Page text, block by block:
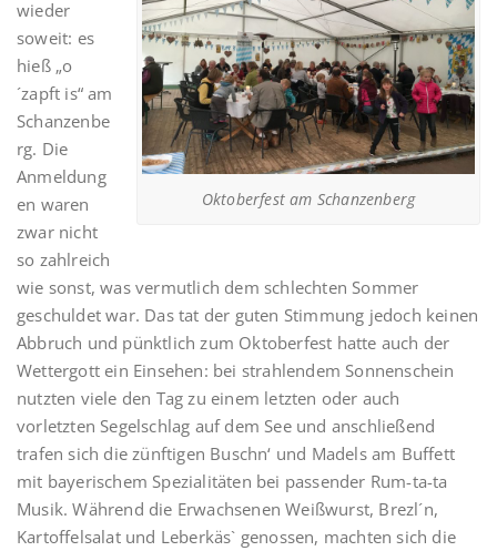
Oktoberfest am Schanzenberg
wieder
soweit: es
hieß „o
´zapft is“ am
Schanzenbe
rg. Die
Anmeldung
en waren
zwar nicht
so zahlreich
wie sonst, was vermutlich dem schlechten Sommer
geschuldet war. Das tat der guten Stimmung jedoch keinen
Abbruch und pünktlich zum Oktoberfest hatte auch der
Wettergott ein Einsehen: bei strahlendem Sonnenschein
nutzten viele den Tag zu einem letzten oder auch
vorletzten Segelschlag auf dem See und anschließend
trafen sich die zünftigen Buschn‘ und Madels am Buffett
mit bayerischem Spezialitäten bei passender Rum-ta-ta
Musik. Während die Erwachsenen Weißwurst, Brezl´n,
Kartoffelsalat und Leberkäs` genossen, machten sich die